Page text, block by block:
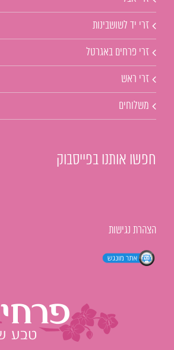
זרי יד לשושבינות
זרי פרחים באגרטל
זרי ראש
משלוחים
חפשו אותנו בפייסבוק
הצהרת נגישות